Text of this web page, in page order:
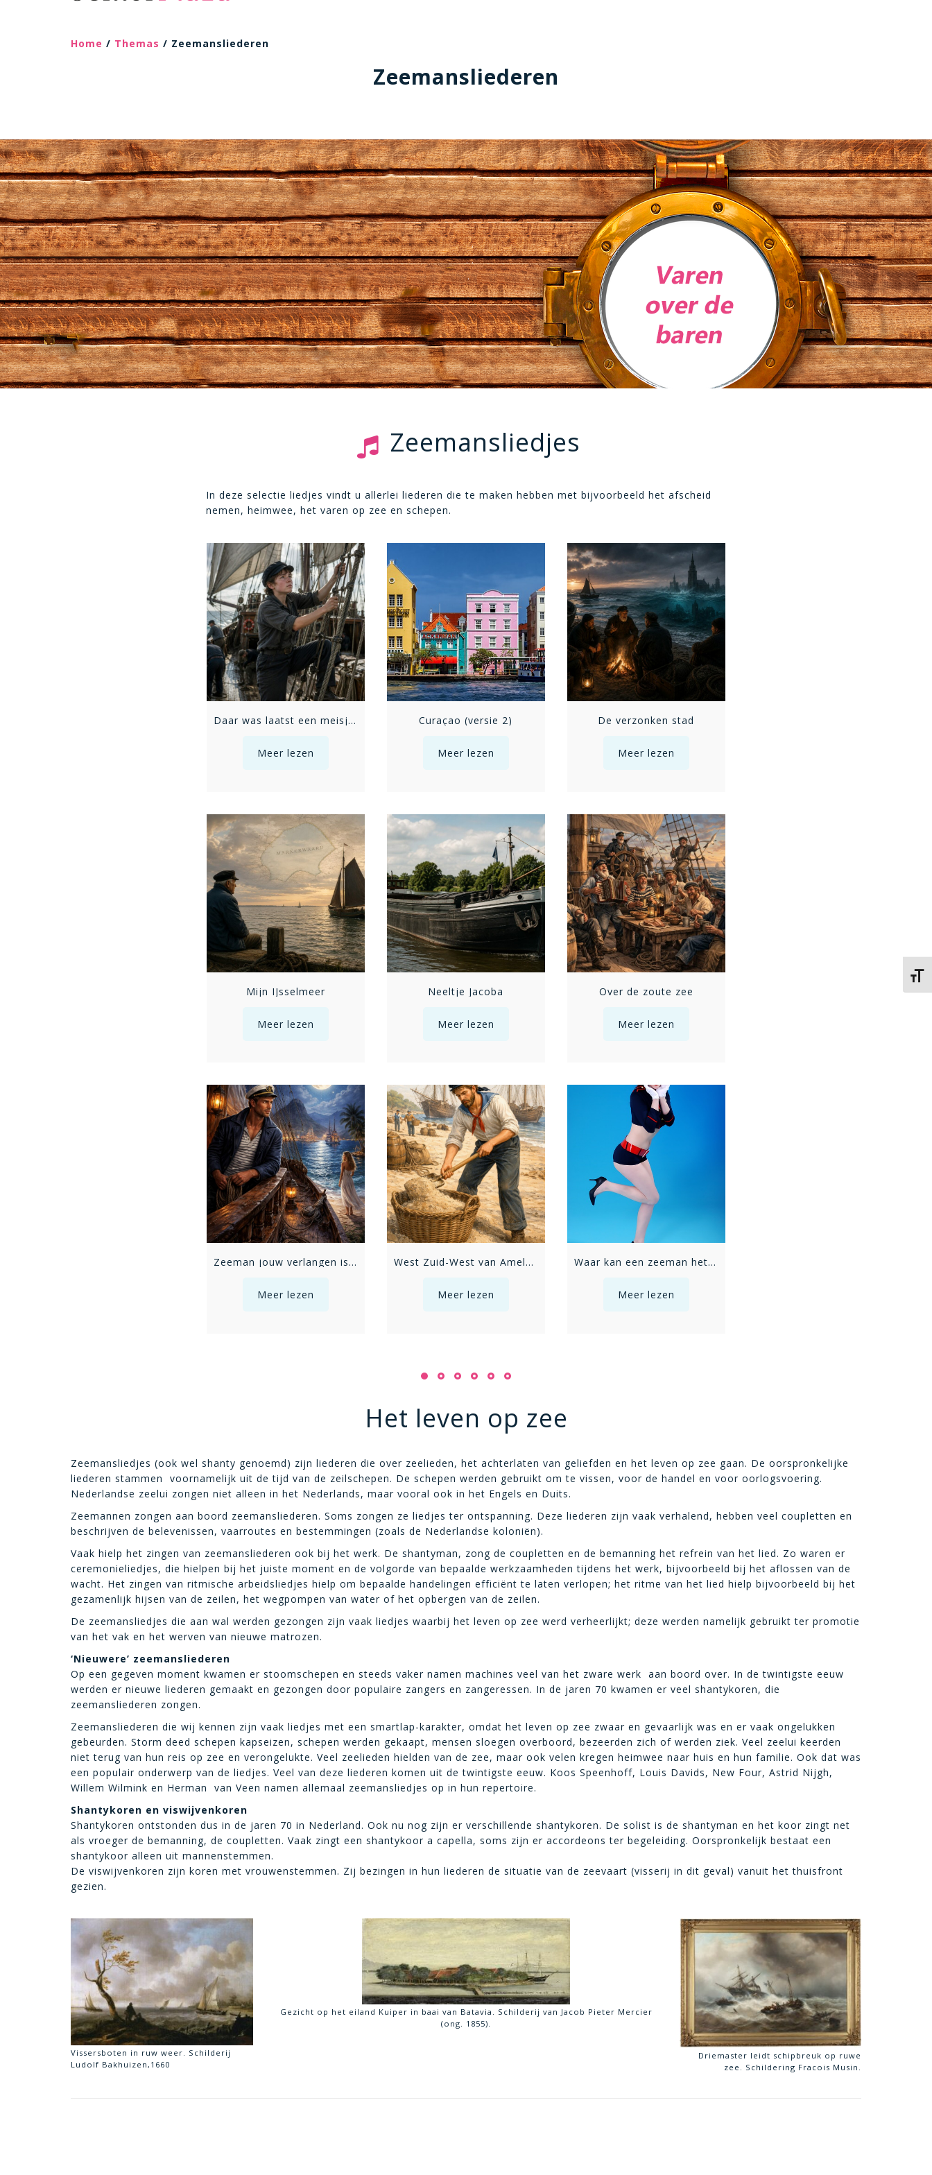
Home / Themas / Zeemansliederen
Zeemansliederen
.
..
.
Zeemansliedjes
In deze selectie liedjes vindt u allerlei liederen die te maken hebben met bijvoorbeeld het afscheid
nemen, heimwee, het varen op zee en schepen.
Daar was laatst een meisje loos – versie 2
Meer lezen
Curaçao (versie 2)
Meer lezen
De verzonken stad
Meer lezen
Mijn IJsselmeer
Meer lezen
Neeltje Jacoba
Meer lezen
Over de zoute zee
Meer lezen
Zeeman jouw verlangen is op zee
Meer lezen
West Zuid-West van Ameland
Meer lezen
Waar kan een zeeman het best terecht
Meer lezen
Het leven op zee
Zeemansliedjes (ook wel shanty genoemd) zijn liederen die over zeelieden, het achterlaten van geliefden en het leven op zee gaan. De oorspronkelijke
liederen stammen voornamelijk uit de tijd van de zeilschepen. De schepen werden gebruikt om te vissen, voor de handel en voor oorlogsvoering.
Nederlandse zeelui zongen niet alleen in het Nederlands, maar vooral ook in het Engels en Duits.
Zeemannen zongen aan boord zeemansliederen. Soms zongen ze liedjes ter ontspanning. Deze liederen zijn vaak verhalend, hebben veel coupletten en
beschrijven de belevenissen, vaarroutes en bestemmingen (zoals de Nederlandse koloniën).
Vaak hielp het zingen van zeemansliederen ook bij het werk. De shantyman, zong de coupletten en de bemanning het refrein van het lied. Zo waren er
ceremonieliedjes, die hielpen bij het juiste moment en de volgorde van bepaalde werkzaamheden tijdens het werk, bijvoorbeeld bij het aflossen van de
wacht. Het zingen van ritmische arbeidsliedjes hielp om bepaalde handelingen efficiënt te laten verlopen; het ritme van het lied hielp bijvoorbeeld bij het
gezamenlijk hijsen van de zeilen, het wegpompen van water of het opbergen van de zeilen.
De zeemansliedjes die aan wal werden gezongen zijn vaak liedjes waarbij het leven op zee werd verheerlijkt; deze werden namelijk gebruikt ter promotie
van het vak en het werven van nieuwe matrozen.
‘Nieuwere’ zeemansliederen
Op een gegeven moment kwamen er stoomschepen en steeds vaker namen machines veel van het zware werk aan boord over. In de twintigste eeuw
werden er nieuwe liederen gemaakt en gezongen door populaire zangers en zangeressen. In de jaren 70 kwamen er veel shantykoren, die
zeemansliederen zongen.
Zeemansliederen die wij kennen zijn vaak liedjes met een smartlap-karakter, omdat het leven op zee zwaar en gevaarlijk was en er vaak ongelukken
gebeurden. Storm deed schepen kapseizen, schepen werden gekaapt, mensen sloegen overboord, bezeerden zich of werden ziek. Veel zeelui keerden
niet terug van hun reis op zee en verongelukte. Veel zeelieden hielden van de zee, maar ook velen kregen heimwee naar huis en hun familie. Ook dat was
een populair onderwerp van de liedjes. Veel van deze liederen komen uit de twintigste eeuw. Koos Speenhoff, Louis Davids, New Four, Astrid Nijgh,
Willem Wilmink en Herman van Veen namen allemaal zeemansliedjes op in hun repertoire.
Shantykoren en viswijvenkoren
Shantykoren ontstonden dus in de jaren 70 in Nederland. Ook nu nog zijn er verschillende shantykoren. De solist is de shantyman en het koor zingt net
als vroeger de bemanning, de coupletten. Vaak zingt een shantykoor a capella, soms zijn er accordeons ter begeleiding. Oorspronkelijk bestaat een
shantykoor alleen uit mannenstemmen.
De viswijvenkoren zijn koren met vrouwenstemmen. Zij bezingen in hun liederen de situatie van de zeevaart (visserij in dit geval) vanuit het thuisfront
gezien.
Vissersboten in ruw weer. Schilderij
Ludolf Bakhuizen,1660
Gezicht op het eiland Kuiper in baai van Batavia. Schilderij van Jacob Pieter Mercier
(ong. 1855).
Driemaster leidt schipbreuk op ruwe
zee. Schildering Fracois Musin.